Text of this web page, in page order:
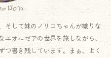
Note
そして妹のノリコちゃんが織りな
オルゼアの世界を旅しながら、
つ書き残しています。まぁ、よく